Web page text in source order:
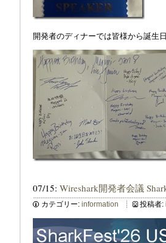
開発者のディナーでは皆様から誕生
07/15: Wireshark開発者会議
カテゴリー: information 投稿者: